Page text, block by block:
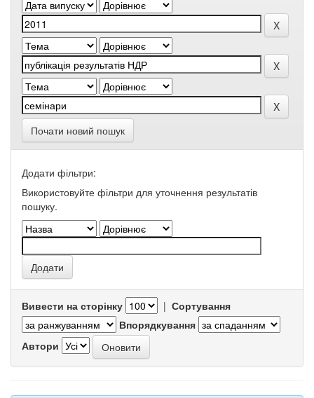
Почати новий пошук
Додати фільтри:
Використовуйте фільтри для уточнення результатів
пошуку.
Вивести на сторінку | Сортування
Впорядкування
Автори